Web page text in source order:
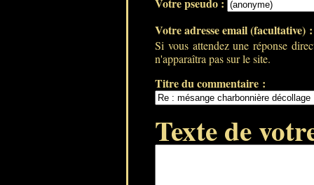
Votre adresse email (facultative)
Si vous attendez une réponse
n'apparaîtra pas sur le site.
Titre du commentaire :
Texte de